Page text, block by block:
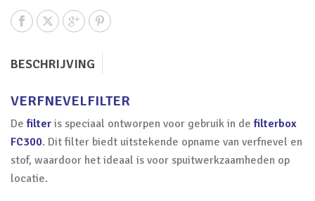
BESCHRIJVING
VERFNEVELFILTER
De filter is speciaal ontworpen voor gebruik in defilterbox
FC300. Dit filter biedt uitstekende opname van verfnevel en
stof, waardoor het ideaal is voor spuitwerkzaamheden op
locatie.